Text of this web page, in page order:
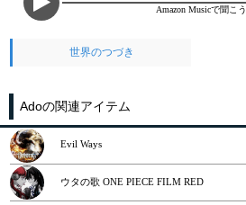
Amazon Musicで聞こう
世界のつづき
Adoの関連アイテム
Evil Ways
ウタの歌 ONE PIECE FILM RED